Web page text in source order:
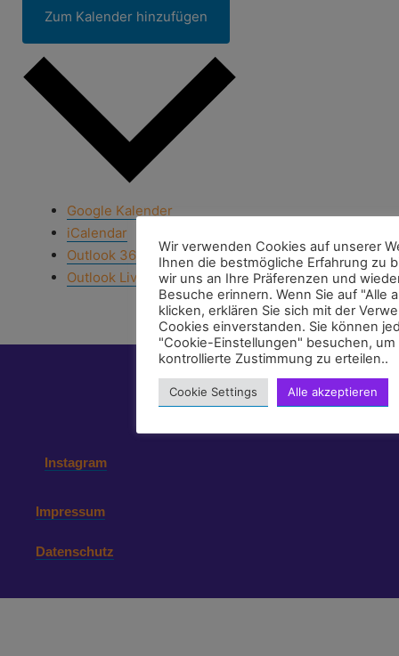
Zum Kalender hinzufügen
Google Kalender
iCalendar
Outlook 365
Outlook Live
Instagram
Impressum
Datenschutz
Wir verwenden Cookies auf unserer
Ihnen die bestmögliche Erfahrung zu
wir uns an Ihre Präferenzen und
Besuche erinnern. Wenn Sie auf "Alle
klicken, erklären Sie sich mit der
Cookies einverstanden. Sie können
"Cookie-Einstellungen" besuchen, um
kontrollierte Zustimmung zu erteilen..
Cookie Settings Alle akzeptieren